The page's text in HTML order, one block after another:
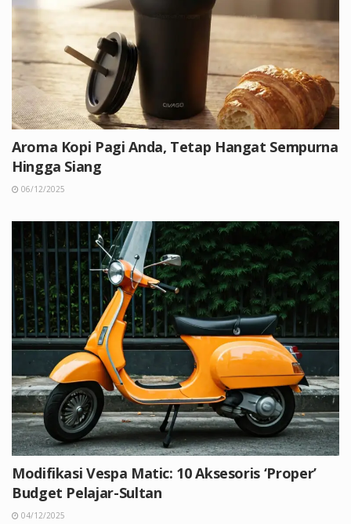
Aroma Kopi Pagi Anda, Tetap Hangat Sempurna
Hingga Siang
06/12/2025
Modifikasi Vespa Matic: 10 Aksesoris ‘Proper’
Budget Pelajar-Sultan
04/12/2025